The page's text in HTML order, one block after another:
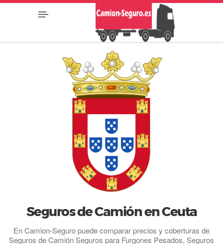
Seguros de Camión en Ceuta
En Camion-Seguro puede comparar precios y coberturas de
Seguros de Camión Seguros para Furgones Pesados, Seguros